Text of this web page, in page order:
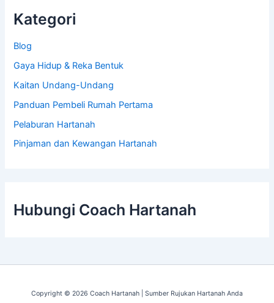
Kategori
Blog
Gaya Hidup & Reka Bentuk
Kaitan Undang-Undang
Panduan Pembeli Rumah Pertama
Pelaburan Hartanah
Pinjaman dan Kewangan Hartanah
Hubungi Coach Hartanah
Copyright © 2026 Coach Hartanah | Sumber Rujukan Hartanah Anda